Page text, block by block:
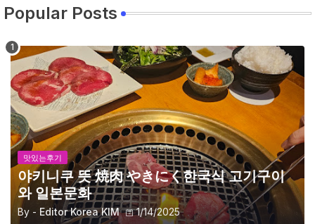
Popular Posts
맛있는후기
야키니쿠 뜻 焼肉 やきにく한국식 고기구이
와 일본문화
By - Editor Korea KIM 1/14/2025